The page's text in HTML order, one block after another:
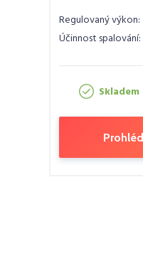
Regulovaný výkon:
Účinnost spalování:
Skladem